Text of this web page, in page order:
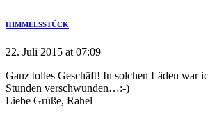
HIMMELSSTÜCK
22. Juli 2015 at 07:09
Ganz tolles Geschäft! In solchen Läden war
Stunden verschwunden…:-)
Liebe Grüße, Rahel